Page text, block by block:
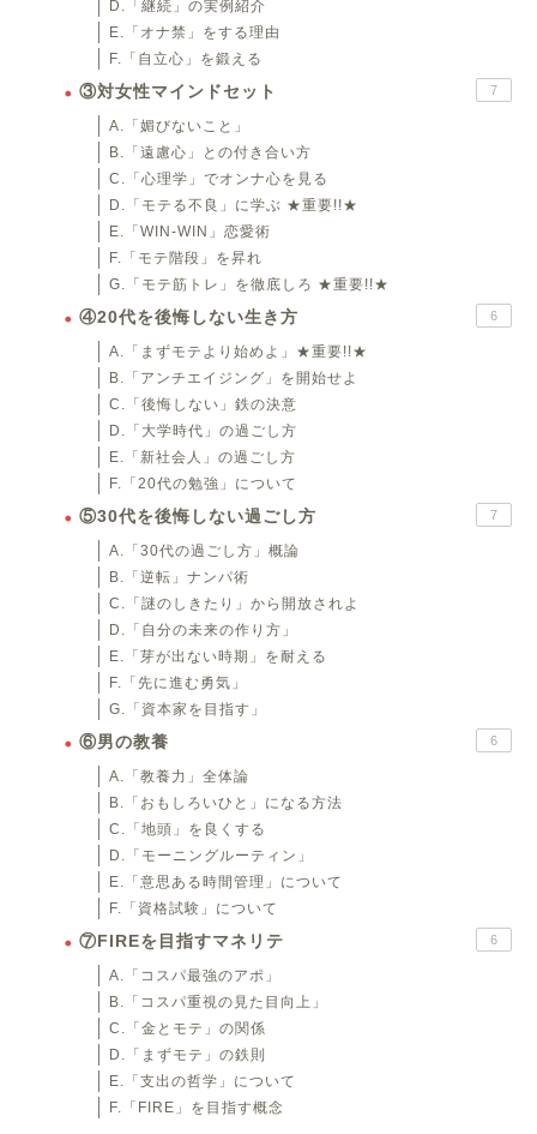
D.「継続」の実例紹介
E.「オナ禁」をする理由
F.「自立心」を鍛える
③対女性マインドセット 7
A.「媚びないこと」
B.「遠慮心」との付き合い方
C.「心理学」でオンナ心を見る
D.「モテる不良」に学ぶ ★重要!!★
E.「WIN-WIN」恋愛術
F.「モテ階段」を昇れ
G.「モテ筋トレ」を徹底しろ ★重要!!★
④20代を後悔しない生き方 6
A.「まずモテより始めよ」★重要!!★
B.「アンチエイジング」を開始せよ
C.「後悔しない」鉄の決意
D.「大学時代」の過ごし方
E.「新社会人」の過ごし方
F.「20代の勉強」について
⑤30代を後悔しない過ごし方 7
A.「30代の過ごし方」概論
B.「逆転」ナンパ術
C.「謎のしきたり」から開放されよ
D.「自分の未来の作り方」
E.「芽が出ない時期」を耐える
F.「先に進む勇気」
G.「資本家を目指す」
⑥男の教養 6
A.「教養力」全体論
B.「おもしろいひと」になる方法
C.「地頭」を良くする
D.「モーニングルーティン」
E.「意思ある時間管理」について
F.「資格試験」について
⑦FIREを目指すマネリテ 6
A.「コスパ最強のアポ」
B.「コスパ重視の見た目向上」
C.「金とモテ」の関係
D.「まずモテ」の鉄則
E.「支出の哲学」について
F.「FIRE」を目指す概念